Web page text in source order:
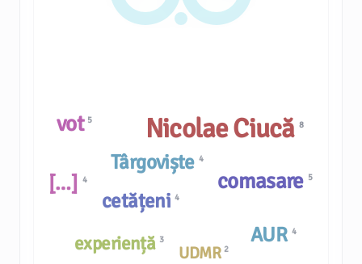
experiență 3
cetățeni4
vot 5
Târgoviște4
Nicolae Ciucă8
comasare 5
UDMR 2
[…] 4
AUR 4